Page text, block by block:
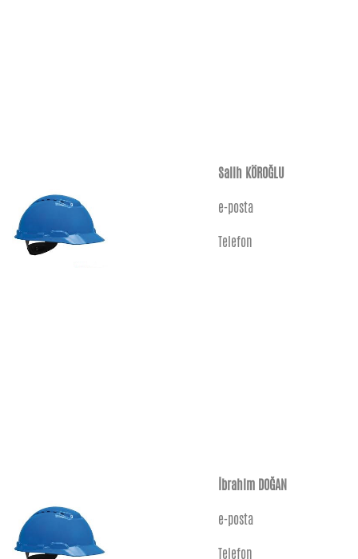
Salih KÖROĞLU
e-posta
Telefon
İbrahim DOĞAN
e-posta
Telefon